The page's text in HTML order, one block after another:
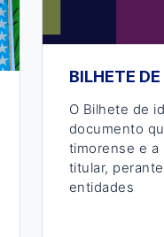
BILHETE
O Bilhete de
documento
timorense e a
titular,
entidades